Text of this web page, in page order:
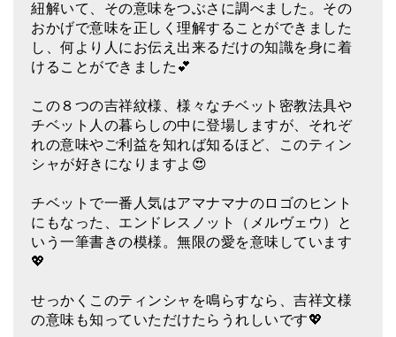
シンギングボウル入門本・CD
アウトレット
神々とつながるジュエリー
ヒーリング・マンダラポスター
亡命チベット人尼僧のお守り・チャーム
チベット・マントラ・ヒーリングCD
ギフトラッピング
シンギングボウル講座
紐解いて、その意味をつぶさに調べました。その
おかげで意味を正しく理解することができました
し、何より人にお伝え出来るだけの知識を身に着
けることができました💕
この８つの吉祥紋様、様々なチベット密教法具や
チベット人の暮らしの中に登場しますが、それぞ
れの意味やご利益を知れば知るほど、このティン
シャが好きになりますよ😍
チベットで一番人気はアマナマナのロゴのヒント
にもなった、エンドレスノット（メルヴェウ）と
いう一筆書きの模様。無限の愛を意味しています
💖
せっかくこのティンシャを鳴らすなら、吉祥文様
の意味も知っていただけたらうれしいです💖